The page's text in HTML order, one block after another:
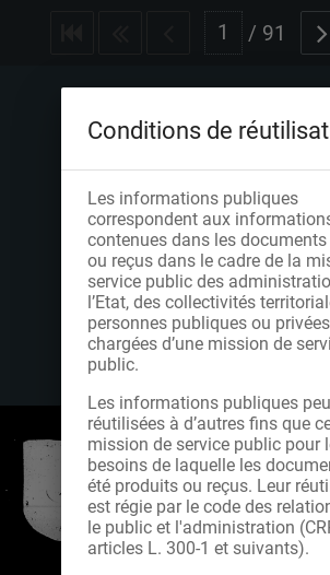
/ 91
Conditions de
Les informations publiques
correspondent aux
contenues dans les
ou reçus dans le cadre de la
service public des
l’Etat, des collectivités
personnes publiques ou privées
chargées d’une mission de
public.
Les informations publiques
réutilisées à d’autres fins que
mission de service public pour
besoins de laquelle les
été produits ou reçus. Leur
est régie par le code des
le public et l'administration
articles L. 300-1 et suivants).